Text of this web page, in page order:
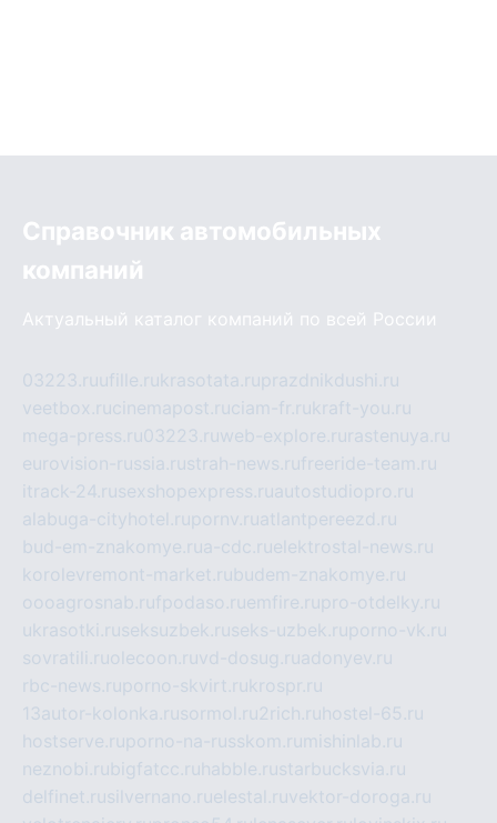
Справочник автомобильных
компаний
Актуальный каталог компаний по всей России
03223.ruufille.rukrasotata.ruprazdnikdushi.ru
veetbox.rucinemapost.ruciam-fr.rukraft-you.ru
mega-press.ru03223.ruweb-explore.ru rastenuya.ru
eurovision-russia.rustrah-news.rufreeride-team.ru
itrack-24.rusexshopexpress.ruautostudiopro.ru
alabuga-cityhotel.rupornv.ruatlantpereezd.ru
bud-em-znakomye.rua-cdc.ruelektrostal-news.ru
korolevremont-market.rubudem-znakomye.ru
oooagrosnab.rufpodaso.ruemfire.rupro-otdelky.ru
ukrasotki.ruseksuzbek.ruseks-uzbek.ruporno-vk.ru
sovratili.ruolecoon.ruvd-dosug.ruadonyev.ru
rbc-news.ruporno-skvirt.rukrospr.ru
13autor-kolonka.rusormol.ru2rich.ru hostel-65.ru
hostserve.ruporno-na-russkom.ru mishinlab.ru
neznobi.rubigfatcc.ru habble.rustarbucksvia.ru
delfinet.rusilvernano.ruelestal.ruvektor-doroga.ru